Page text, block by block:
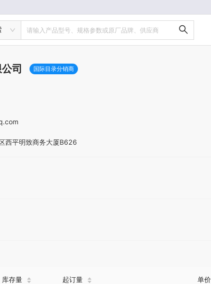
请输入产品型号、规格参数或原厂品牌、供应商
司 国际目录分销商
西平明致商务大厦B626
库存量 起订量 单价